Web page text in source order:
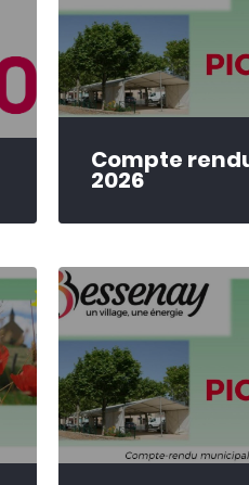
Compte
2026